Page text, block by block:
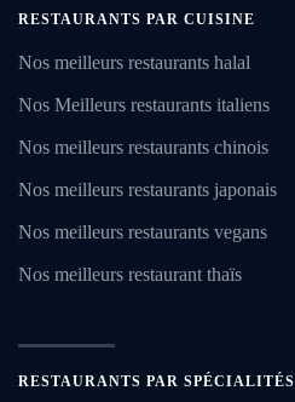
RESTAURANTS PAR CUISINE
Nos meilleurs restaurants halal
Nos Meilleurs restaurants italiens
Nos meilleurs restaurants chinois
Nos meilleurs restaurants japonais
Nos meilleurs restaurants vegans
Nos meilleurs restaurant thaïs
RESTAURANTS PAR SPÉCIALITÉS